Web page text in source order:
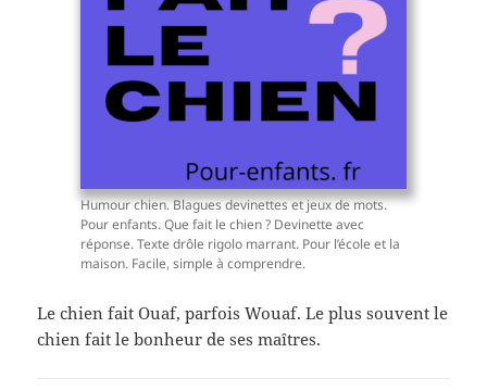
Humour chien. Blagues devinettes et jeux de mots.
Pour enfants. Que fait le chien ? Devinette avec
réponse. Texte drôle rigolo marrant. Pour l’école et la
maison. Facile, simple à comprendre.
Le chien fait Ouaf, parfois Wouaf. Le plus souvent le
chien fait le bonheur de ses maîtres.